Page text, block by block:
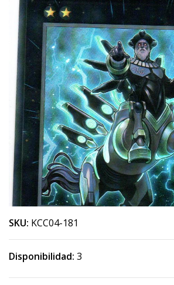
SKU: KCC04-181
Disponibilidad: 3